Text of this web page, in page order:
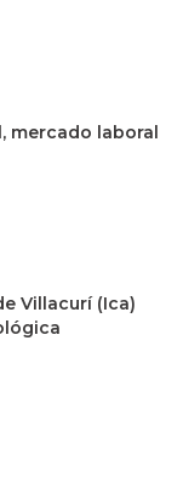
mercado laboral
Villacurí (Ica)